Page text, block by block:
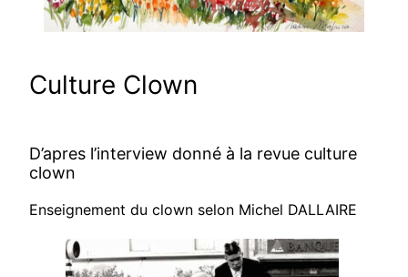
Culture Clown
D’apres l’interview donné à la revue culture
clown
Enseignement du clown selon Michel DALLAIRE